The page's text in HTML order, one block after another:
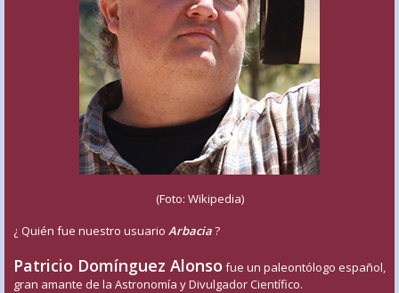
(Foto: Wikipedia)
¿ Quién fue nuestro usuario Arbacia?
Patricio Domínguez Alonso fue un paleontólogo español,
gran amante de la Astronomía y Divulgador Científico.